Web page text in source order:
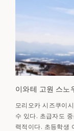
이와테 고원 스노
모리오카 시즈쿠이
수 있다. 초급자도
력적이다. 초등학생 이하는 리프트 곤돌라를 하루 종일 무료로 개방하